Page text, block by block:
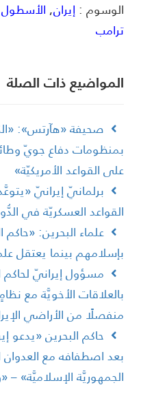
:إيران,الأسطول
ذات الصلة
صحيفة «هآرتس»:
دفاع جويّ وطائرات
القواعد الأمريكيّة»
برلمانيّ إيرانيّ «يتوعَّد
العسكريّة في الدُّول
علماء البحرين: «حاكم
بينما يعتقل
مسؤول إيرانيّ لحاكم
الأخويَّة مع نظامٍ
من الأراضي
حاكم البحرين «يدعو
اصطفافه مع العدوان
الإسلاميَّة» –